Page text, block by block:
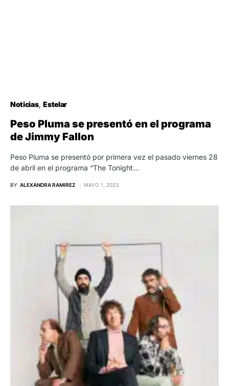
Noticias Estelar
Peso Pluma se presentó en el programa
de Jimmy Fallon
Peso Pluma se presentó por primera vez el pasado viernes 28
de abril en el programa “The Tonight…
BY ALEXANDRA RAMIREZ MAYO 1, 2023